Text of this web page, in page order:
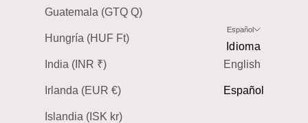
Guatemala (GTQ Q)
Hungría (HUF Ft)
India (INR ₹)
Irlanda (EUR €)
Islandia (ISK kr)
Español
Idioma
English
Español